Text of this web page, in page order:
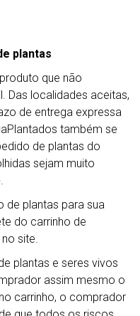
plantas
que não
Das localidades aceitas,
de entrega expressa
também se
de plantas do
sejam muito
de plantas para sua
do carrinho de
site.
plantas e seres vivos
assim mesmo o
carrinho, o comprador